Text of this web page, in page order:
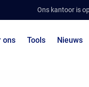
Ons kantoor is
ons Tools Nieuws